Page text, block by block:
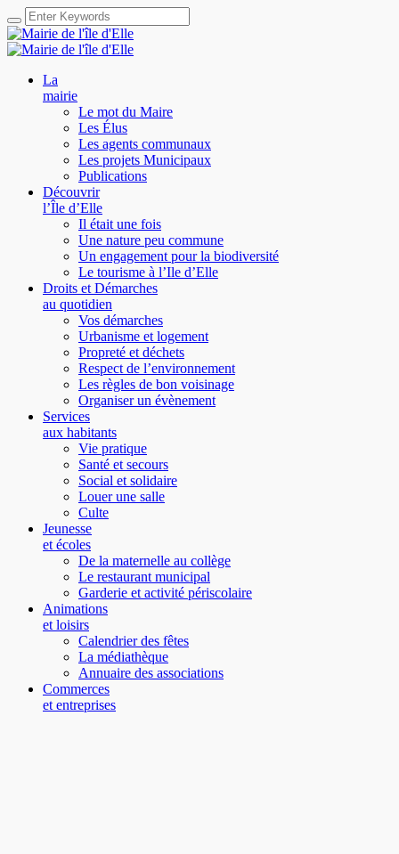
La
mairie
Le mot du Maire
Les Élus
Les agents communaux
Les projets Municipaux
Publications
Découvrir
l’Île d’Elle
Il était une fois
Une nature peu commune
Un engagement pour la biodiversité
Le tourisme à l’Ile d’Elle
Droits et Démarches
au quotidien
Vos démarches
Urbanisme et logement
Propreté et déchets
Respect de l’environnement
Les règles de bon voisinage
Organiser un évènement
Services
aux habitants
Vie pratique
Santé et secours
Social et solidaire
Louer une salle
Culte
Jeunesse
et écoles
De la maternelle au collège
Le restaurant municipal
Garderie et activité périscolaire
Animations
et loisirs
Calendrier des fêtes
La médiathèque
Annuaire des associations
Commerces
et entreprises